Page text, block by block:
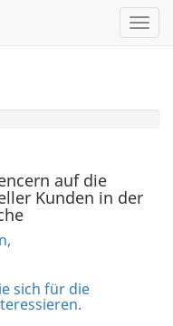
auf die
Kunden in der
sich für die